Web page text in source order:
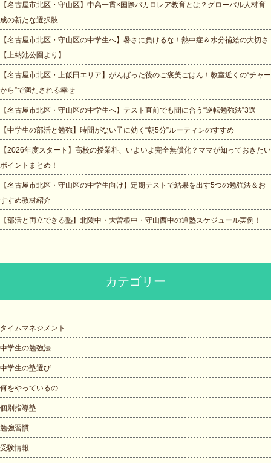
【名古屋市北区・守山区】中高一貫×国際バカロレア教育とは？グローバル人材育
成の新たな選択肢
【名古屋市北区・守山区の中学生へ】暑さに負けるな！熱中症＆水分補給の大切さ
【上納池公園より】
【名古屋市北区・上飯田エリア】がんばった後のご褒美ごはん！教室近くの“チャー
から”で満たされる幸せ
【名古屋市北区・守山区の中学生へ】テスト直前でも間に合う“逆転勉強法”3選
【中学生の部活と勉強】時間がない子に効く“朝5分”ルーティンのすすめ
【2026年度スタート】高校の授業料、いよいよ完全無償化？ママが知っておきたい
ポイントまとめ！
【名古屋市北区・守山区の中学生向け】定期テストで結果を出す5つの勉強法＆お
すすめ教材紹介
【部活と両立できる塾】北陵中・大曽根中・守山西中の通塾スケジュール実例！
カテゴリー
タイムマネジメント
中学生の勉強法
中学生の塾選び
何をやっているの
個別指導塾
勉強習慣
受験情報